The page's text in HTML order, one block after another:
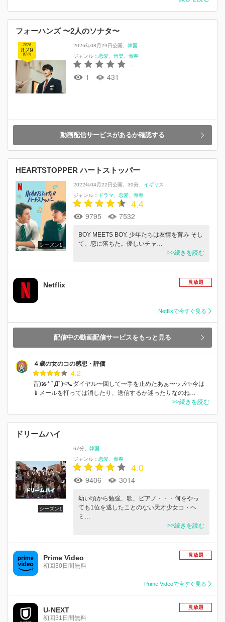
フォーハンズ 〜2人のソナタ〜
2026
8.29
配信
2026年08月29日公開
韓国
ジャンル： 恋愛 音楽 青春
-
1 431
動画配信サービスがあるか確認する
HEARTSTOPPER ハートストッパー
シーズン1
2022年04月22日公開 30分
イギリス
ジャンル：
ドラマ 恋愛 青春
4.4
9795 7532
BOY MEETS BOY. 少年たちは友情を育み そし
て、恋に落ちた。優しいチャ…
>>続きを読む
Netflix 見放題
Netflixで今すぐ見る
配信中の動画配信サービスをもっと見る
４歳の女のコの感想・評価
4.2
昔)🎤* ﾟДﾟ)<📞ダイヤル〜回して〜手を止めたあぁ〜ッ🎶✨今は
📱メールを打っては消したり、送信するか迷ったりなのね…
>>続きを読む
ドリームハイ
シーズン1
67分
韓国
ジャンル： 恋愛 青春
4.0
9406 3014
幼い頃から勉強、歌、ピアノ・・・何をやっ
ても1位を逃したことのない天才少女コ・ヘ
ミ…
>>続きを読む
Prime Video
初回30日間無料
見放題
Prime Videoで今すぐ見る
U-NEXT
初回31日間無料
見放題